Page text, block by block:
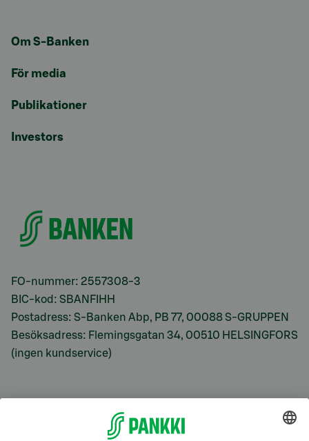
Om S-Banken
För media
Publikationer
Investors
FO-nummer: 2557308-3
BIC-kod: SBANFIHH
Postadress: S-Banken Abp, PB 77, 00088 S-GRUPPEN
Besöksadress: Flemingsgatan 34, 00510 HELSINGFORS
(ingen kundservice)
S-Prime